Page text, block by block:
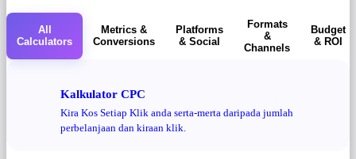
All
Calculators
Metrics &
Conversions
Platforms
& Social
Formats
&
Channels
Budget
& ROI
Kalkulator CPC
Kira Kos Setiap Klik anda serta-merta daripada jumlah
perbelanjaan dan kiraan klik.